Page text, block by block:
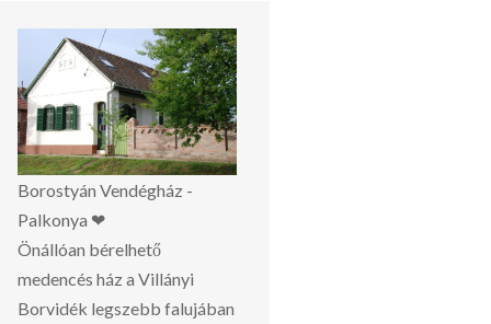
Borostyán Vendégház -
Palkonya ❤
Önállóan bérelhető
medencés ház a Villányi
Borvidék legszebb falujában